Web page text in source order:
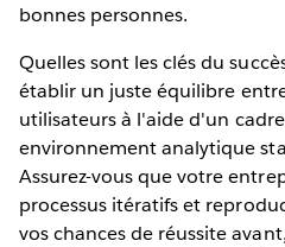
bonnes personnes.
Quelles sont les clés du
établir un juste équilibre
utilisateurs à l'aide d'un
environnement analytique
Assurez-vous que votre
processus itératifs et
vos chances de réussite